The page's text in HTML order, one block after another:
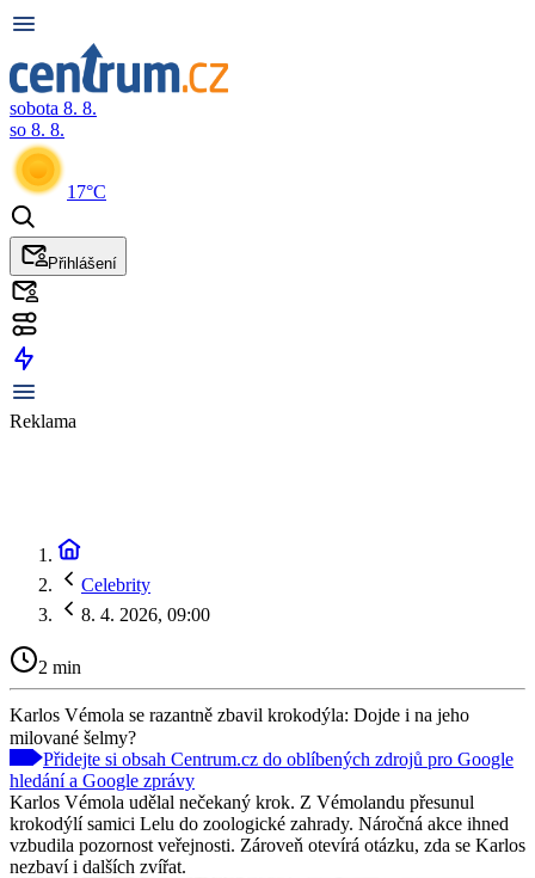
sobota 8. 8.
so 8. 8.
17°C
Přihlášení
Reklama
Celebrity
8. 4. 2026, 09:00
2 min
Karlos Vémola se razantně zbavil krokodýla: Dojde i na jeho
milované šelmy?
Přidejte si obsah Centrum.cz do oblíbených zdrojů pro Google
hledání a Google zprávy
Karlos Vémola udělal nečekaný krok. Z Vémolandu přesunul
krokodýlí samici Lelu do zoologické zahrady. Náročná akce ihned
vzbudila pozornost veřejnosti. Zároveň otevírá otázku, zda se Karlos
nezbaví i dalších zvířat.